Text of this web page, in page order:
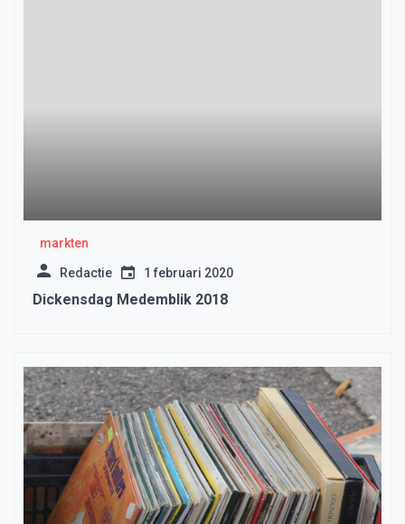
markten
Redactie 1 februari 2020
Dickensdag Medemblik 2018